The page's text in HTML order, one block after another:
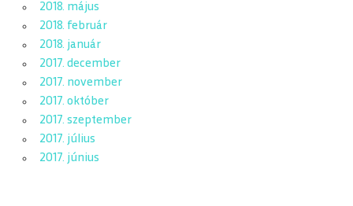
2018. május
2018. február
2018. január
2017. december
2017. november
2017. október
2017. szeptember
2017. július
2017. június